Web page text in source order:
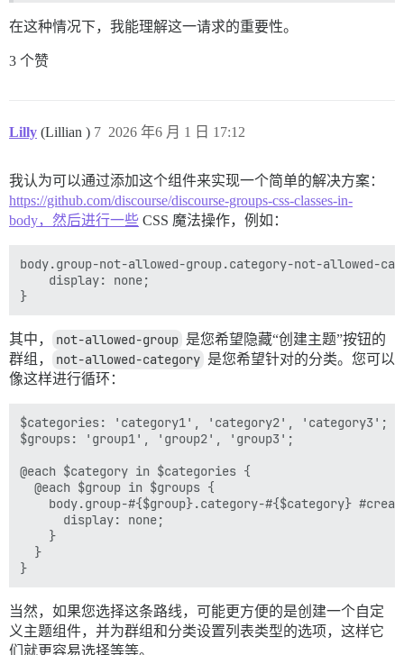
在这种情况下，我能理解这一请求的重要性。
3 个赞
Lilly (Lillian ) 2026 年6 月 1 日 17:12
7
我认为可以通过添加这个组件来实现一个简单的解决方案：
https://github.com/discourse/discourse-groups-css-classes-in-
body，然后进行一些 CSS 魔法操作，例如：
body.group-not-allowed-group.category-not-allowed-
    display: none;
其中， not-allowed-group 是您希望隐藏“创建主题”按钮的
群组，
not-allowed-category 是您希望针对的分类。您可以
像这样进行循环：
$categories: 'category1', 'category2', 'category3';
$groups: 'group1', 'group2', 'group3';
@each $category in $categories {
  @each $group in $groups {
body.group-#{$group}.category-#{$category}
      display: none;
    }
  }
当然，如果您选择这条路线，可能更方便的是创建一个自定
义主题组件，并为群组和分类设置列表类型的选项，这样它
们就更容易选择等等。